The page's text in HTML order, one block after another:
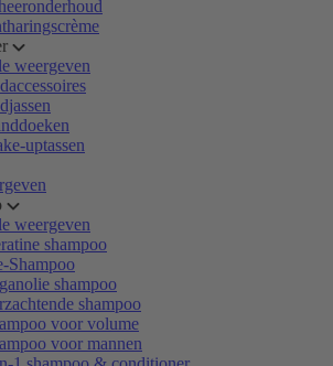
weergeven
uptassen
weergeven
shampoo
Shampoo
shampoo
shampoo
voor volume
voor mannen